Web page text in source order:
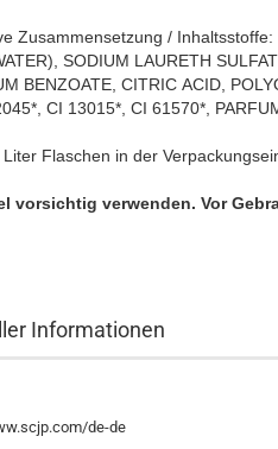
Zusammensetzung / Inhaltsstoffe:
SODIUM LAURETH
BENZOATE, CITRIC ACID,
CI 13015*, CI 61570*,
Flaschen in der
vorsichtig verwenden. Vor
Informationen
de-de